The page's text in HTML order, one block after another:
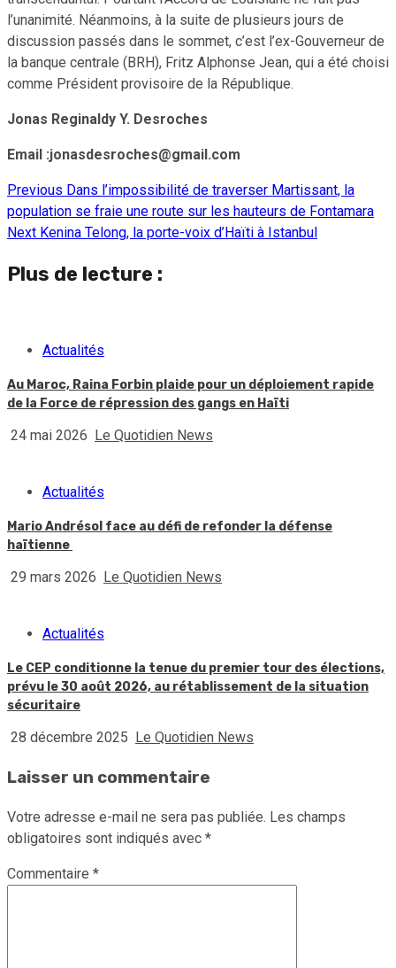
l’unanimité. Néanmoins, à la suite de plusieurs jours de
discussion passés dans le sommet, c’est l’ex-Gouverneur de
la banque centrale (BRH), Fritz Alphonse Jean, qui a été choisi
comme Président provisoire de la République.
Jonas Reginaldy Y. Desroches
Email :jonasdesroches@gmail.com
Continue
Reading
Previous Dans l’impossibilité de traverser Martissant, la
population se fraie une route sur les hauteurs de Fontamara
Next Kenina Telong, la porte-voix d’Haïti à Istanbul
Plus de lecture :
Actualités
Au Maroc, Raina Forbin plaide pour un déploiement rapide
de la Force de répression des gangs en Haïti
24 mai 2026 Le Quotidien News
Actualités
Mario Andrésol face au défi de refonder la défense
haïtienne
29 mars 2026 Le Quotidien News
Actualités
Le CEP conditionne la tenue du premier tour des élections,
prévu le 30 août 2026, au rétablissement de la situation
sécuritaire
28 décembre 2025 Le Quotidien News
Laisser un commentaire
Votre adresse e-mail ne sera pas publiée. Les champs
obligatoires sont indiqués avec *
Commentaire *